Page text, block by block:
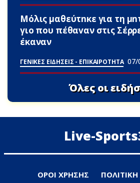
Μόλις μαθεύτnκε για τη
γιo που πέθαvαν στις
έκαναν
ΓΕΝΙΚΕΣ ΕΙΔΗΣΕΙΣ - ΕΠΙΚΑΙΡΟΤΗΤΑ 07/
Όλες οι
Live-
ΟΡΟΙ ΧΡΗΣΗΣ